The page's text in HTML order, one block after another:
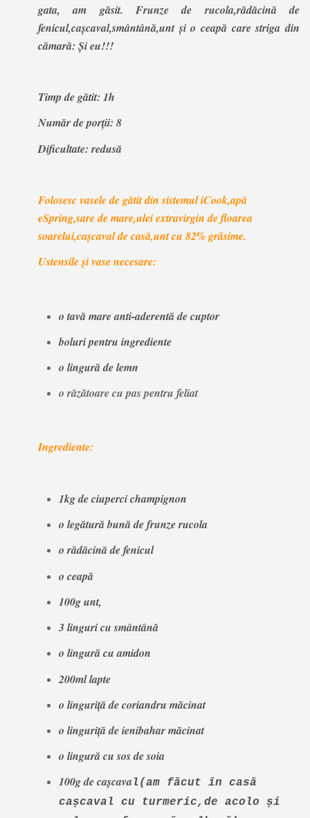
gata, am găsit. Frunze de rucola,rădăcină de
fenicul,cașcaval,smântână,unt și o ceapă care striga din
cămară: Și eu!!!
Timp de gătit: 1h
Număr de porții: 8
Dificultate: redusă
Folosesc vasele de gătit din sistemul iCook,apă
eSpring,sare de mare,ulei extravirgin de floarea
soarelui,cașcaval de casă,unt cu 82% grăsime.
Ustensile și vase necesare:
o tavă mare anti-aderentă de cuptor
boluri pentru ingrediente
o lingură de lemn
o răzătoare cu pas pentru feliat
Ingrediente:
1kg de ciuperci champignon
o legătură bună de frunze rucola
o rădăcină de fenicul
o ceapă
100g unt,
3 linguri cu smântână
o lingură cu amidon
200ml lapte
o linguriță de coriandru măcinat
o linguriță de ienibahar măcinat
o lingură cu sos de soia
100g de cașcava l(am făcut în casă
cașcaval cu turmeric,de acolo și